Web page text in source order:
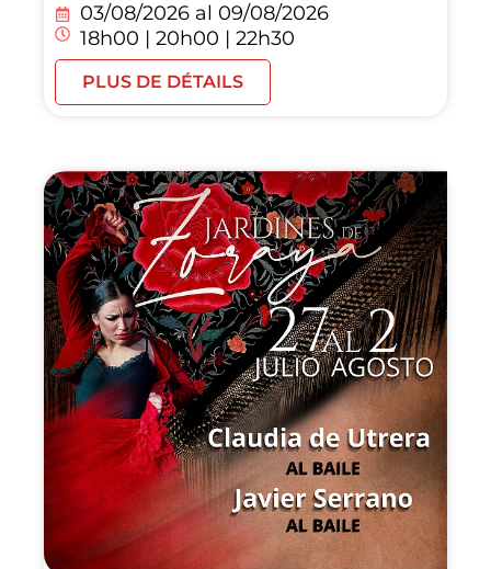
03/08/2026 al 09/08/2026
18h00 | 20h00 | 22h30
PLUS DE DÉTAILS